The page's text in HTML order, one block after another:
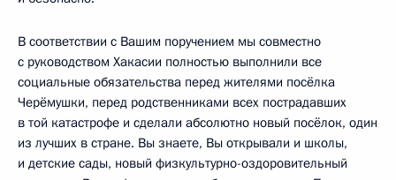
В соответствии с Вашим поручением мы совместно
с руководством Хакасии полностью выполнили все
социальные обязательства перед жителями посёлка
Черёмушки, перед родственниками всех пострадавших
в той катастрофе и сделали абсолютно новый посёлок, один
из лучших в стране. Вы знаете, Вы открывали и школы,
и детские сады, новый физкультурно-оздоровительный